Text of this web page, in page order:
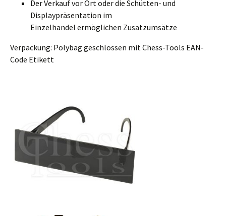
Der Verkauf vor Ort oder die Schütten- und
Displaypräsentation im
Einzelhandel ermöglichen Zusatzumsätze
Verpackung: Polybag geschlossen mit Chess-Tools EAN-
Code Etikett